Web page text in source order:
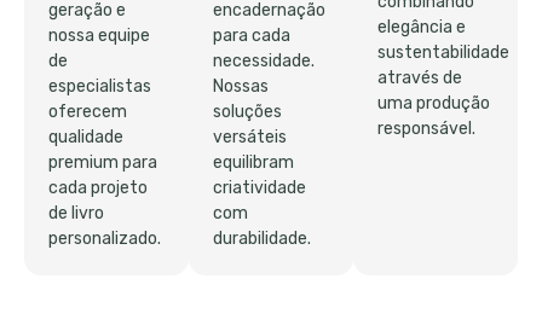
geração e
nossa equipe
de
especialistas
oferecem
qualidade
premium para
cada projeto
de livro
personalizado.
encadernação
para cada
necessidade.
Nossas
soluções
versáteis
equilibram
criatividade
com
durabilidade.
elegância e
sustentabilidade
através de
uma produção
responsável.